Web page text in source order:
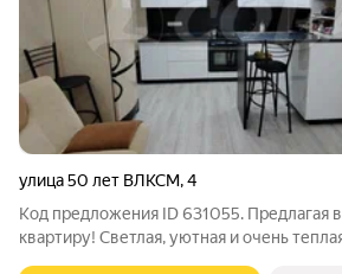
улица 50 лет ВЛКСМ,4
Код предложения ID 631055. Предлагая
квартиру! Светлая, уютная и очень